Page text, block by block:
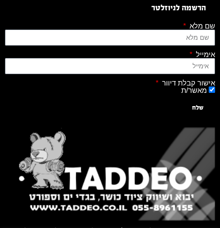
הרשמה לניוזלטר
שם מלא
אימייל
אישור קבלת דיוור
מאשר/ת
שלח